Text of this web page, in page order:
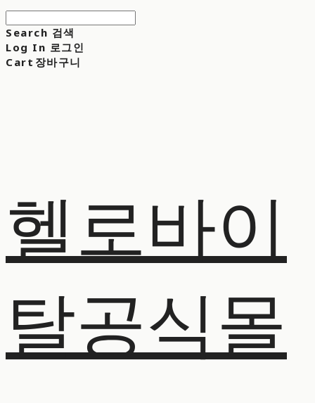
Search 검색
Log In 로그인
Cart 장바구니
헬로바이
탈공식몰